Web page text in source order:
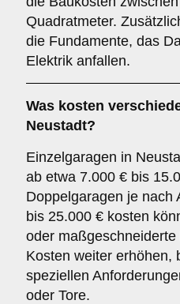
Quadratmeter.
die Fundamente, das
Elektrik anfallen.
Was kosten
Neustadt?
Einzelgaragen in
ab etwa 7.000 € bis
Doppelgaragen je nach
bis 25.000 € kosten
oder
Kosten weiter erhöhen,
speziellen
oder Tore.